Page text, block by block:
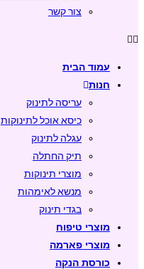
צור קשר
עמוד הבית
חנות
עריסה לתינוק
כיסא אוכל לתינוקות
עגלה לתינוק
תיק החתלה
מוצרי תינוקות
מנשא לאימהות
בגדי תינוק
מוצרי טיפוח
מוצרי פארמה
כורסת הנקה